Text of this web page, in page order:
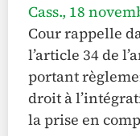
Cass., 18
Cour rappelle
l’article 34 de
portant
droit à
la prise en